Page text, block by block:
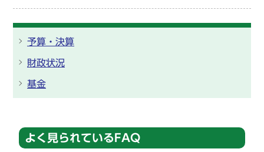
予算・決算
財政状況
基金
よく見られているFAQ